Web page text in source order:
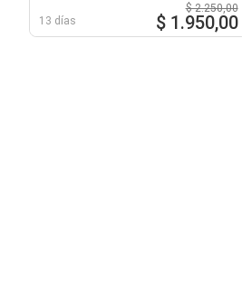
13 días
$ 2.250,00
$ 1.950,00